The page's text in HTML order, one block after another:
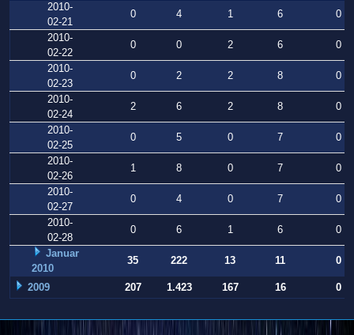
2010-
02-21
0 4 1 6
0
2010-
02-22
0 0 2 6
0
2010-
02-23
0 2 2 8
0
2010-
02-24
2 6 2 8
0
2010-
02-25
0 5 0 7
0
2010-
02-26
1 8 0 7
0
2010-
02-27
0 4 0 7
0
2010-
02-28
0 6 1 6
0
Januar
2010
35 222 13 11 0
2009 207 1.423 167 16 0